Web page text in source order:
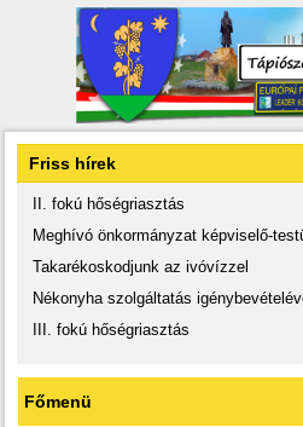
Friss hírek
II. fokú hőségriasztás
Meghívó önkormányzat képviselő-
Takarékoskodjunk az ivóvízzel
Nékonyha szolgáltatás
III. fokú hőségriasztás
Főmenü